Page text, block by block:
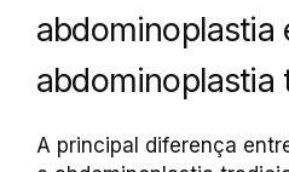
abdominoplastia
abdominoplastia
A principal diferença